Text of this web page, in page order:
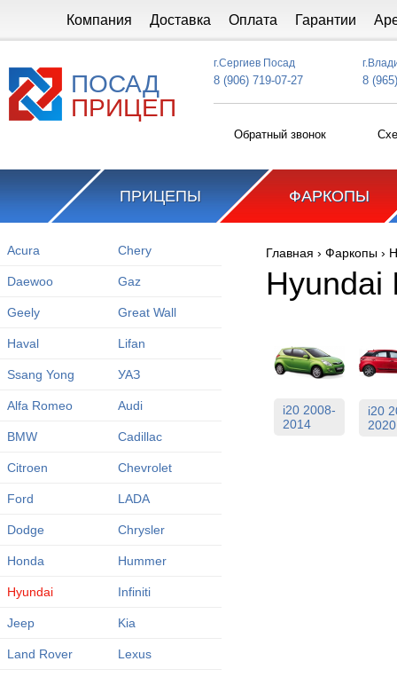
Компания Доставка Оплата Гарантии
ПОСАД
ПРИЦЕП
г.Сергиев Посад
8 (906) 719-07-27 8
Обратный звонок
ПРИЦЕПЫ ФАРКОПЫ
Acura Chery
Daewoo Gaz
Geely Great Wall
Haval Lifan
Ssang Yong УАЗ
Alfa Romeo Audi
BMW Cadillac
Citroen Chevrolet
Ford LADA
Dodge Chrysler
Honda Hummer
Hyundai Infiniti
Jeep Kia
Land Rover Lexus
Вы здесь
Главная › Фаркопы ›
Hyundai
i20 2008-
2014
i20
2020